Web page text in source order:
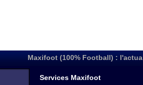
Maxifoot (100% Football) :
Services Maxifoot